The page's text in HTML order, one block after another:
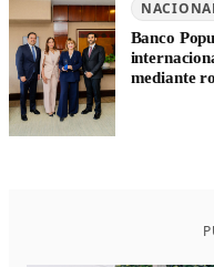
Banco
mediante